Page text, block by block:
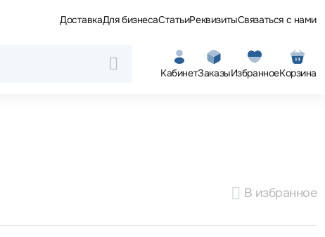
ДоставкаДля бизнесаСтатьиРеквизитыСвязаться с нами
КабинетЗаказыИзбранноеКорзина
В избранное